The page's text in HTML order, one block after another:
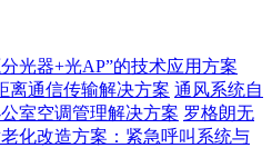
光器+光AP”的技术应用方案
离通信传输解决方案 通风系统自
室空调管理解决方案 罗格朗无
化改造方案：紧急呼叫系统与